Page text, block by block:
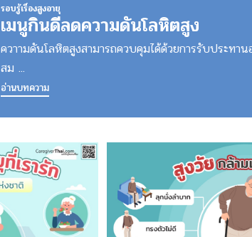
รอบรู้เรื่องสูงอายุ
เมนูกินดีลดความดันโลหิตสูง
ควาามดันโลหิตสูงสามารถควบคุมได้ด้วยการรับประทาน
สม ...
อ่านบทความ